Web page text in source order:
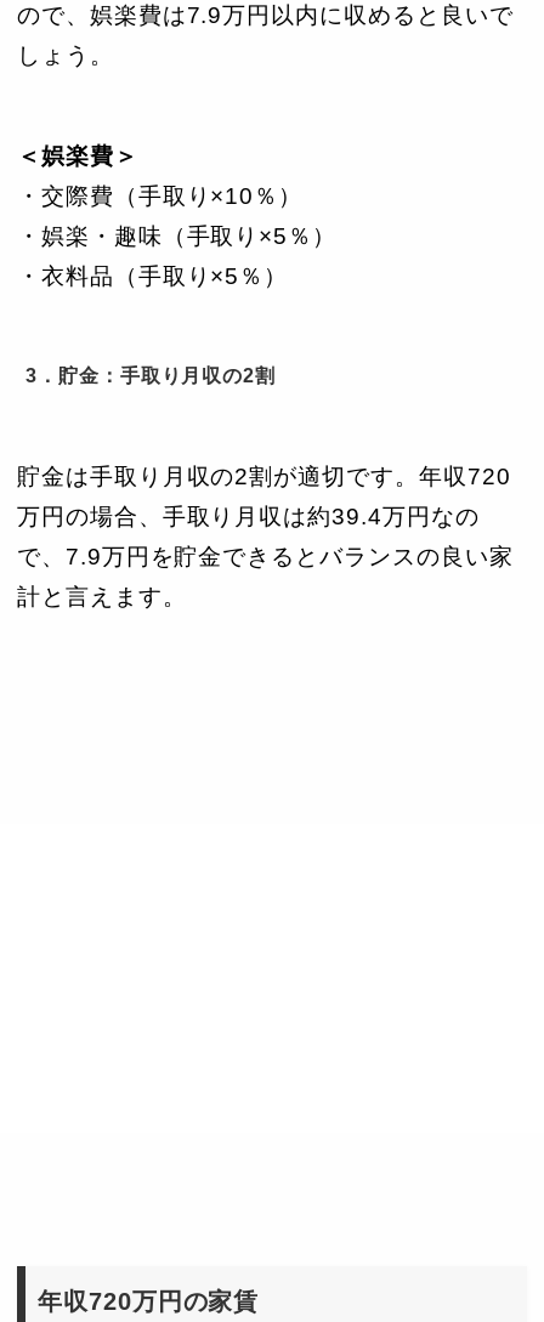
ので、娯楽費は7.9万円以内に収めると良いで
しょう。
＜娯楽費＞
・交際費（手取り×10％）
・娯楽・趣味（手取り×5％）
・衣料品（手取り×5％）
3．貯金：手取り月収の2割
貯金は手取り月収の2割が適切です。年収720
万円の場合、手取り月収は約39.4万円なの
で、7.9万円を貯金できるとバランスの良い家
計と言えます。
年収720万円の家賃